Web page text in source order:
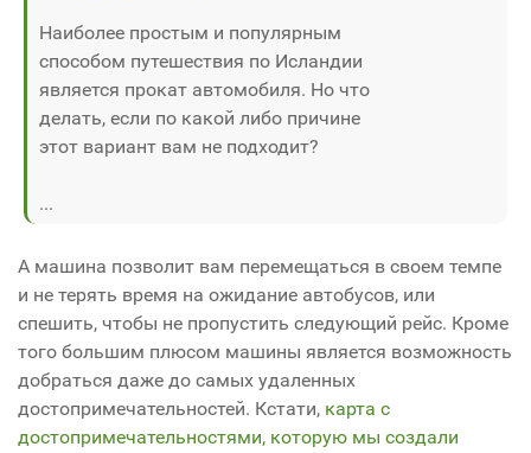
Наиболее простым и популярным
способом путешествия по Исландии
является прокат автомобиля. Но что
делать, если по какой либо причине
этот вариант вам не подходит?
...
А машина позволит вам перемещаться в своем темпе
и не терять время на ожидание автобусов, или
спешить, чтобы не пропустить следующий рейс. Кроме
того большим плюсом машины является возможность
добраться даже до самых удаленных
достопримечательностей. Кстати, карта с
достопримечательностями, которую мы создали